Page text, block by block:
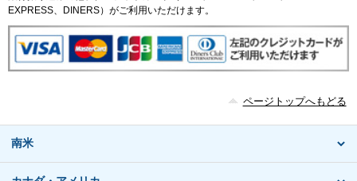
EXPRESS、DINERS）がご利用いただけます。
ページトップへもどる
南米